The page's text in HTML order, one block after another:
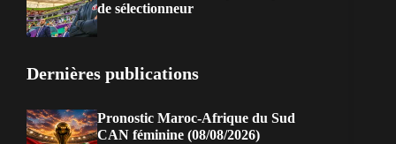
de sélectionneur
Dernières publications
Pronostic Maroc-Afrique du Sud
CAN féminine (08/08/2026)